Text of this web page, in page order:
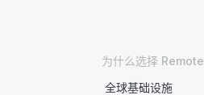
为什么选择 Remote
全球基础设施